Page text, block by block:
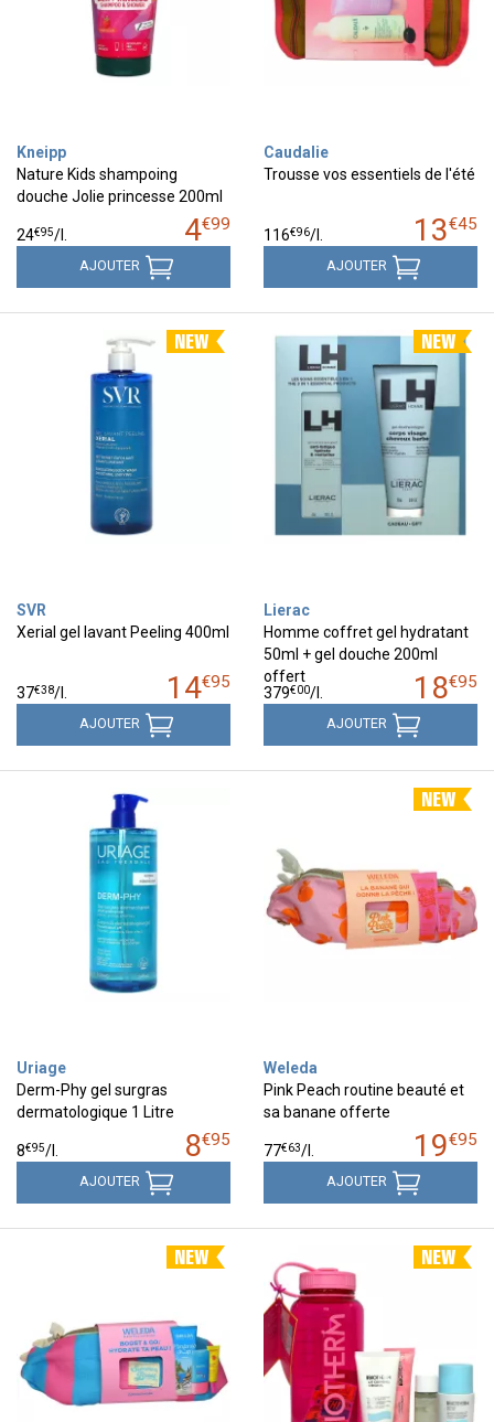
Kneipp
Nature Kids shampoing
douche Jolie princesse 200ml
4€99
24€95/l.
AJOUTER
Caudalie
Trousse vos essentiels de l'été
13€45
116€96/l.
AJOUTER
SVR
Xerial gel lavant Peeling 400ml
14€95
37€38/l.
AJOUTER
Lierac
Homme coffret gel hydratant
50ml + gel douche 200ml
offert
18€95
379€00/l.
AJOUTER
Uriage
Derm-Phy gel surgras
dermatologique 1 Litre
8€95
8€95/l.
AJOUTER
Weleda
Pink Peach routine beauté et
sa banane offerte
19€95
77€63/l.
AJOUTER